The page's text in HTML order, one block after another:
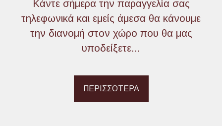
ΠΕΡΙΣΣΟΤΕΡΑ
Κάντε σήμερα την παραγγελία σας
τηλεφωνικά και εμείς άμεσα θα κάνουμε
την διανομή στον χώρο που θα μας
υποδείξετε...